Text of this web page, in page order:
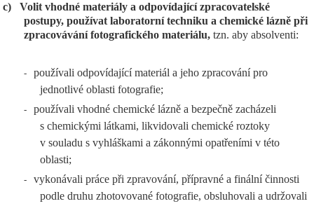
c)
Volit vhodné materiály a odpovídající zpracovatelské
postupy, používat laboratorní techniku a chemické lázně při
zpracovávání fotografického materiálu, tzn. aby absolventi:
-
používali odpovídající materiál a jeho zpracování pro
jednotlivé oblasti fotografie;
-
používali vhodné chemické lázně a bezpečně zacházeli
s chemickými látkami, likvidovali chemické roztoky
v souladu s vyhláškami a zákonnými opatřeními v této
oblasti;
-
vykonávali práce při zpravování, přípravné a finální činnosti
podle druhu zhotovované fotografie, obsluhovali a udržovali